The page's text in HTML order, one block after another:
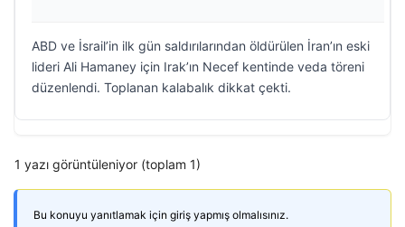
ABD ve İsrail’in ilk gün saldırılarından öldürülen İran’ın eski
lideri Ali Hamaney için Irak’ın Necef kentinde veda töreni
düzenlendi. Toplanan kalabalık dikkat çekti.
1 yazı görüntüleniyor (toplam 1)
Bu konuyu yanıtlamak için giriş yapmış olmalısınız.